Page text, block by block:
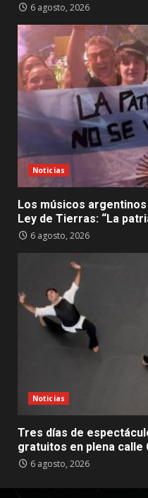
6 agosto, 2026
Noticias
Los músicos
Ley de Tierras: “La
6 agosto, 2026
Noticias
Tres días de
gratuitos en plena calle
6 agosto, 2026